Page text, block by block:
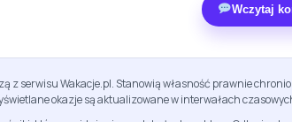
Wczytaj
z serwisu Wakacje.pl. Stanowią własność prawnie
okazje są aktualizowane w interwałach